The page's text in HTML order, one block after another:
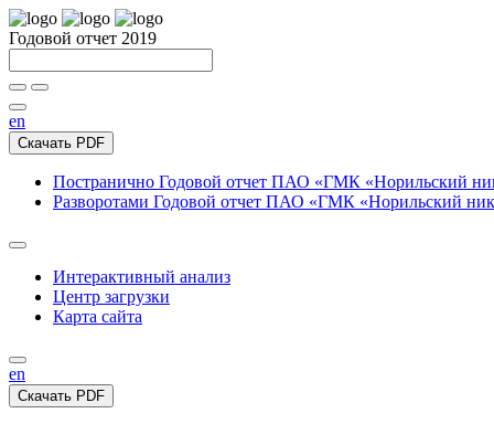
Годовой отчет 2019
en
Скачать PDF
Постранично Годовой отчет ПАО «ГМК «Норильский
Разворотами Годовой отчет ПАО «ГМК «Норильский
Интерактивный анализ
Центр загрузки
Карта сайта
en
Скачать PDF